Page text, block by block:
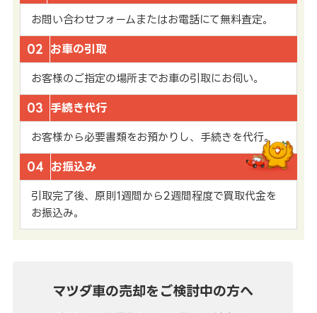
お問い合わせフォームまたはお電話にて無料査定。
02 お車の引取
お客様のご指定の場所までお車の引取にお伺い。
03 手続き代行
お客様から必要書類をお預かりし、手続きを代行。
04 お振込み
引取完了後、原則1週間から2週間程度で買取代金を
お振込み。
マツダ車の売却を ご検討中の方へ